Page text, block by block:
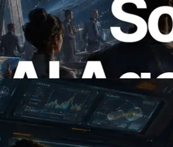
— Эпоха, в которой
за нужные API по